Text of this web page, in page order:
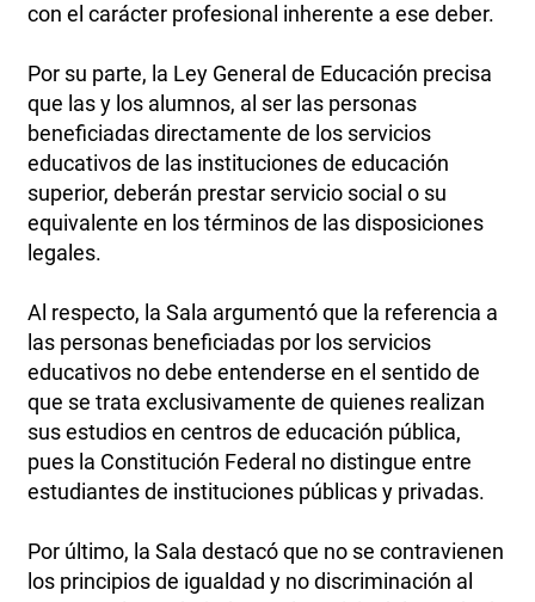
con el carácter profesional inherente a ese deber.
Por su parte, la Ley General de Educación precisa
que las y los alumnos, al ser las personas
beneficiadas directamente de los servicios
educativos de las instituciones de educación
superior, deberán prestar servicio social o su
equivalente en los términos de las disposiciones
legales.
Al respecto, la Sala argumentó que la referencia a
las personas beneficiadas por los servicios
educativos no debe entenderse en el sentido de
que se trata exclusivamente de quienes realizan
sus estudios en centros de educación pública,
pues la Constitución Federal no distingue entre
estudiantes de instituciones públicas y privadas.
Por último, la Sala destacó que no se contravienen
los principios de igualdad y no discriminación al